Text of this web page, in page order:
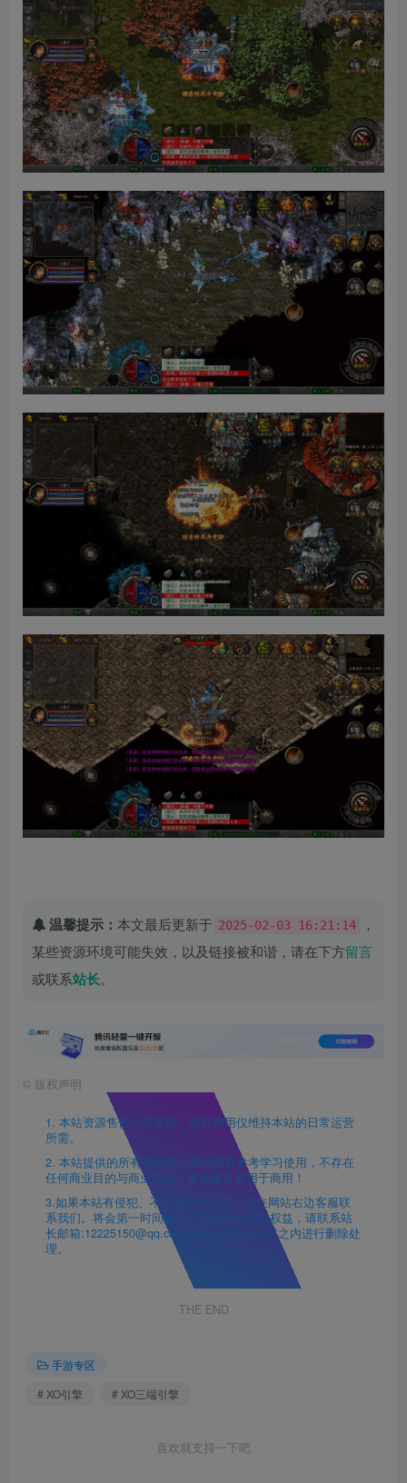
温馨提示： 本文最后更新于 2025-02-03 16:21:14
，
某些资源环境可能失效，以及链接被和谐，请在下方留言
或联系站长。
© 版权声明
1. 本站资源售价只是赞助，收取费用仅维持本站的日常运营
所需。
2. 本站提供的所有资源仅供本地单机参考学习使用，不存在
任何商业目的与商业用途，请大家不要用于商用！
3.如果本站有侵犯、不妥之处的资源，请在网站右边客服联
系我们。将会第一时间解决！若侵犯到您的权益，请联系站
长邮箱:12225150@qq.com 我们会在24h小时之内进行删除处
理。
THE END
手游专区
# XO引擎
# XO三端引擎
喜欢就支持一下吧